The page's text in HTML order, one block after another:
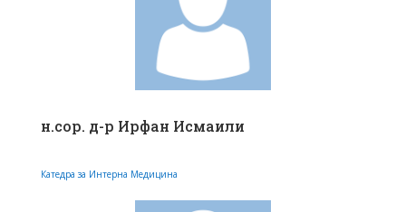
н.сор. д-р Ирфан Исмаили
Катедра за Интерна Медицина